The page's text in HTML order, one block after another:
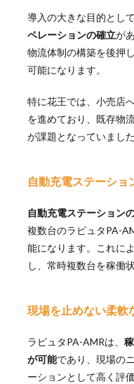
導入の大きな目的として
ペレーションの確立が
物流体制の構築を後押
可能になります。
特に花王では、小売店
を進めており、既存物
が課題となっていました
自動充電ステーショ
自動充電ステーション
複数台のラピュタPA-
能になります。これによ
し、常時複数台を稼働
現場を止めない柔軟
ラピュタPA-AMRは、
が可能であり、現場の
ーションとして高く評